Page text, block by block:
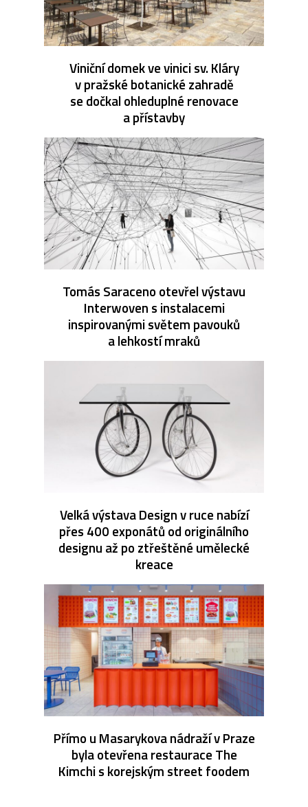
Viniční domek ve vinici sv. Kláry
v pražské botanické zahradě
se dočkal ohleduplné renovace
a přístavby
Tomás Saraceno otevřel výstavu
Interwoven s instalacemi
inspirovanými světem pavouků
a lehkostí mraků
Velká výstava Design v ruce nabízí
přes 400 exponátů od originálního
designu až po ztřeštěné umělecké
kreace
Přímo u Masarykova nádraží v Praze
byla otevřena restaurace The
Kimchi s korejským street foodem